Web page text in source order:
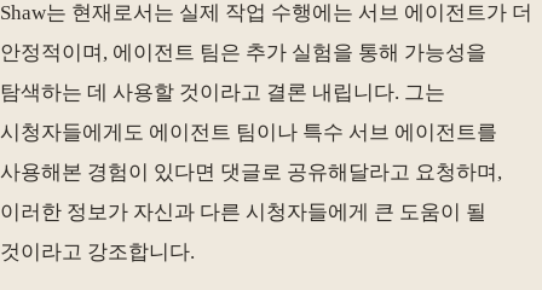
Shaw는 현재로서는 실제 작업 수행에는 서브 에이전트가 더
안정적이며, 에이전트 팀은 추가 실험을 통해 가능성을
탐색하는 데 사용할 것이라고 결론 내립니다. 그는
시청자들에게도 에이전트 팀이나 특수 서브 에이전트를
사용해본 경험이 있다면 댓글로 공유해달라고 요청하며,
이러한 정보가 자신과 다른 시청자들에게 큰 도움이 될
것이라고 강조합니다.